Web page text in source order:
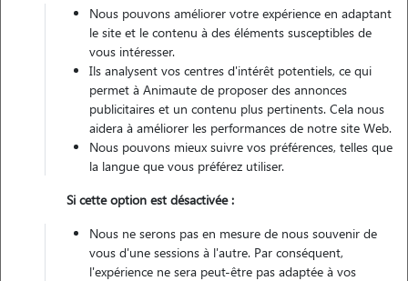
Pas d'animaux Maison
Véhiculé
Gardes réalisées
Contacter
L'envoi d'une demande est sans engagement
Nous pouvons améliorer votre expérience en adaptant
le site et le contenu à des éléments susceptibles de
vous intéresser.
Ils analysent vos centres d'intérêt potentiels, ce qui
permet à Animaute de proposer des annonces
publicitaires et un contenu plus pertinents. Cela nous
aidera à améliorer les performances de notre site Web.
Nous pouvons mieux suivre vos préférences, telles que
la langue que vous préférez utiliser.
Si cette option est désactivée :
Nous ne serons pas en mesure de nous souvenir de
vous d'une sessions à l'autre. Par conséquent,
l'expérience ne sera peut-être pas adaptée à vos